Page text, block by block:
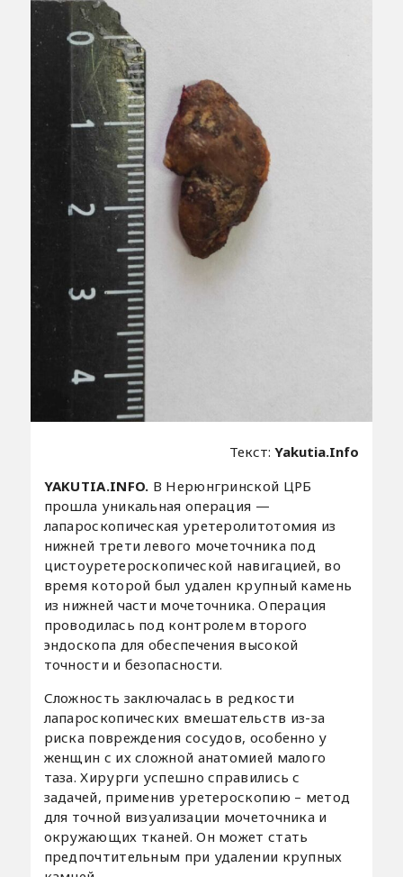
Текст:Yakutia.Info
YAKUTIA.INFO. В Нерюнгринской ЦРБ
прошла уникальная операция —
лапароскопическая уретеролитотомия из
нижней трети левого мочеточника под
цистоуретероскопической навигацией, во
время которой был удален крупный камень
из нижней части мочеточника. Операция
проводилась под контролем второго
эндоскопа для обеспечения высокой
точности и безопасности.
Сложность заключалась в редкости
лапароскопических вмешательств из-за
риска повреждения сосудов, особенно у
женщин с их сложной анатомией малого
таза. Хирурги успешно справились с
задачей, применив уретероскопию – метод
для точной визуализации мочеточника и
окружающих тканей. Он может стать
предпочтительным при удалении крупных